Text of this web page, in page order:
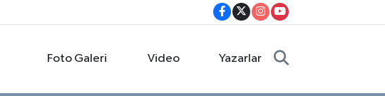
Foto Galeri Video Yazarlar